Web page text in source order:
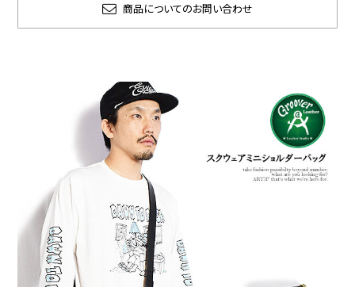
商品についてのお問い合わせ